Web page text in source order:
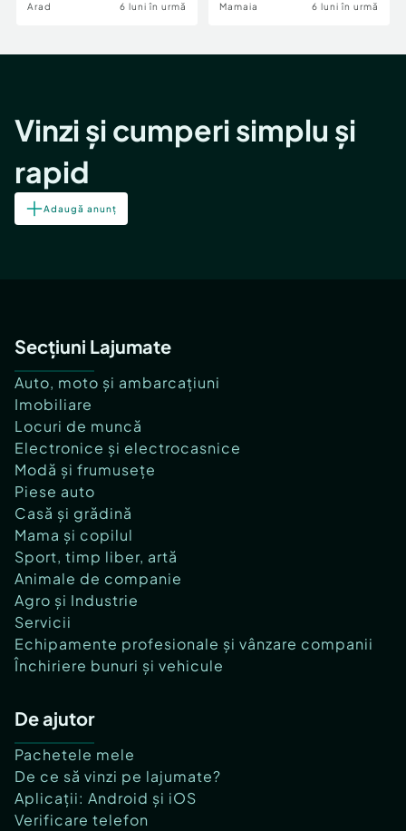
Arad 6 luni în urmă Mamaia 6 luni în urmă
Vinzi și cumperi simplu și
rapid
Adaugă anunț
Secțiuni Lajumate
Auto, moto și ambarcațiuni
Imobiliare
Locuri de muncă
Electronice și electrocasnice
Modă și frumusețe
Piese auto
Casă și grădină
Mama și copilul
Sport, timp liber, artă
Animale de companie
Agro și Industrie
Servicii
Echipamente profesionale și vânzare companii
Închiriere bunuri și vehicule
De ajutor
Pachetele mele
De ce să vinzi pe lajumate?
Aplicații: Android și iOS
Verificare telefon